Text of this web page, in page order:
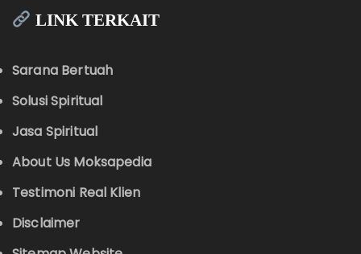
LINK TERKAIT
Sarana Bertuah
Solusi Spiritual
Jasa Spiritual
About Us Moksapedia
Testimoni Real Klien
Disclaimer